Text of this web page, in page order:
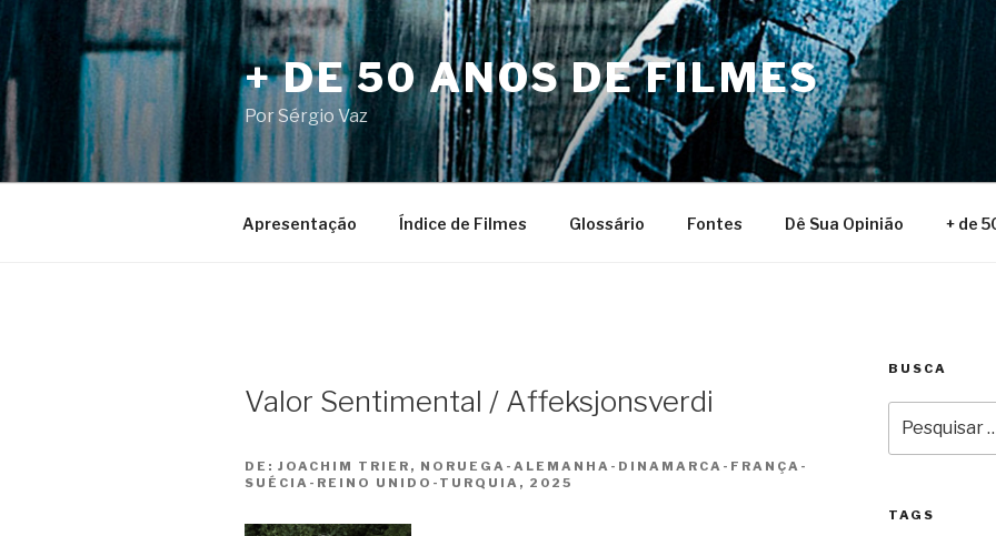
para
o
conteúdo
+ DE 50 ANOS DE FILMES
Por Sérgio Vaz
Apresentação Índice de Filmes Glossário Fontes Dê Sua Opinião + de
Valor Sentimental / Affeksjonsverdi
DE: JOACHIM TRIER, NORUEGA-ALEMANHA-DINAMARCA-FRANÇA-
SUÉCIA-REINO UNIDO-TURQUIA, 2025
BUSCA
por:
TAGS